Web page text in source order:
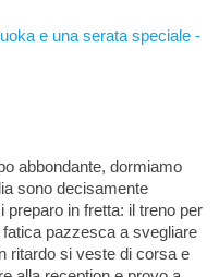
e una serata speciale -
abbondante, dormiamo
sono decisamente
preparo in fretta: il treno per
pazzesca a svegliare
ritardo si veste di corsa e